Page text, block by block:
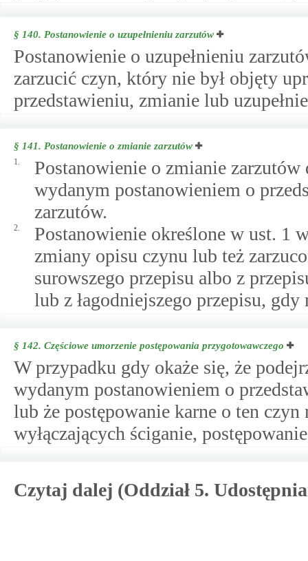
§ 140. Postanowienie o uzupełnieniu zarzutów
Postanowienie o uzupełnieniu
zarzucić czyn, który nie był objęty
przedstawieniu, zmianie lub
§ 141. Postanowienie o zmianie zarzutów
1.
Postanowienie o zmianie
wydanym postanowieniem o
zarzutów.
2.
Postanowienie określone w ust. 1
zmiany opisu czynu lub też
surowszego przepisu albo z
lub z łagodniejszego przepisu,
§ 142. Częściowe umorzenie postępowania przygotowawczego
W przypadku gdy okaże się, że
wydanym postanowieniem o
lub że postępowanie karne o ten
wyłączających ściganie,
Czytaj dalej (Oddział 5.